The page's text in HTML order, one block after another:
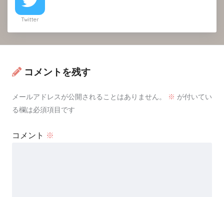
Twitter
コメントを残す
メールアドレスが公開されることはありません。 ※ が付いてい
る欄は必須項目です
コメント ※